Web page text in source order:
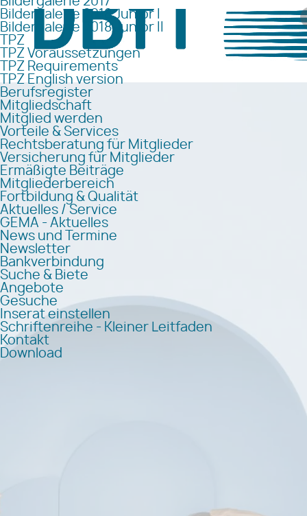
Bildergalerie 2018 Junior I
Bildergalerie 2018 Junior II
TPZ
TPZ Voraussetzungen
TPZ Requirements
TPZ English version
Berufsregister
Mitgliedschaft
Mitglied werden
Vorteile & Services
Rechtsberatung für Mitglieder
Versicherung für Mitglieder
Ermäßigte Beiträge
Mitgliederbereich
Fortbildung & Qualität
Aktuelles / Service
GEMA - Aktuelles
News und Termine
Newsletter
Bankverbindung
Suche & Biete
Angebote
Gesuche
Inserat einstellen
Schriftenreihe - Kleiner Leitfaden
Kontakt
Download